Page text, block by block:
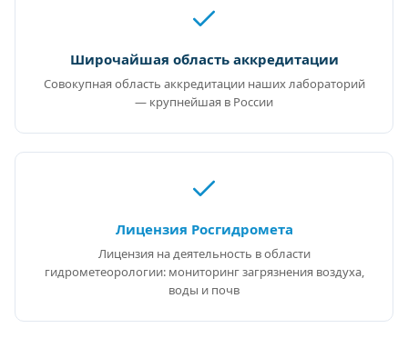
Широчайшая область аккредитации
Совокупная область аккредитации наших лабораторий
— крупнейшая в России
Лицензия Росгидромета
Лицензия на деятельность в области
гидрометеорологии: мониторинг загрязнения воздуха,
воды и почв